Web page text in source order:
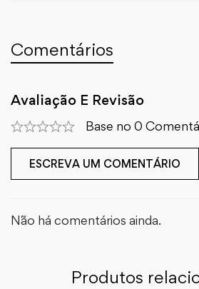
Comentários
Avaliação E Revisão
Base no 0
ESCREVA UM COMENTÁRIO
Não há comentários ainda.
Produtos